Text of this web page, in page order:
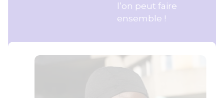
l’on peut faire
ensemble !